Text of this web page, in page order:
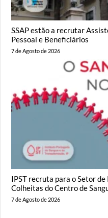
SSAP estão a recrutar
Pessoal e Beneficiários
7 de Agosto de 2026
IPST recruta para o Setor
Colheitas do Centro de
7 de Agosto de 2026